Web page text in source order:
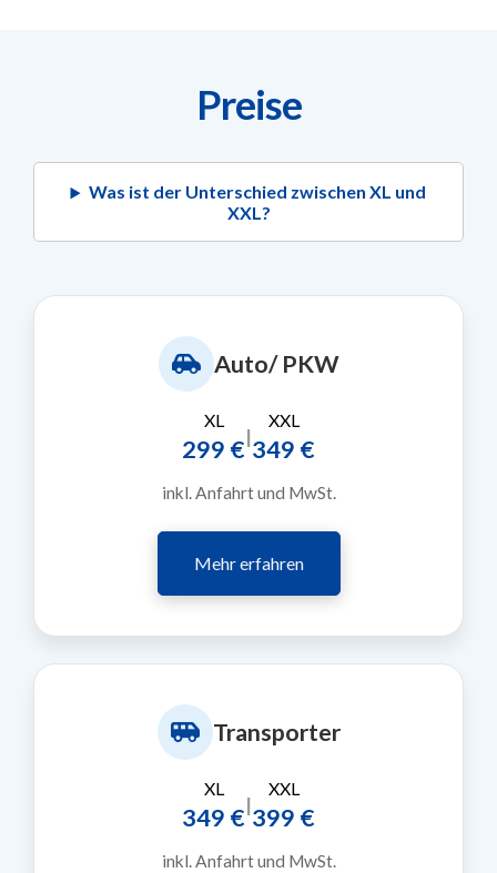
Preise
Was ist der Unterschied zwischen XL und
XXL?
Auto/ PKW
XL
299 €|
XXL
349 €
inkl. Anfahrt und MwSt.
Mehr erfahren
Transporter
XL
349 €|
XXL
399 €
inkl. Anfahrt und MwSt.